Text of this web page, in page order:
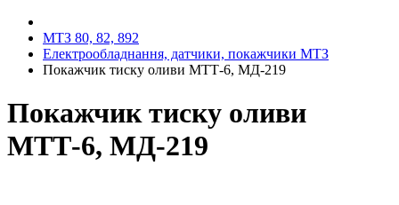
МТЗ 80, 82, 892
Електрообладнання, датчики, покажчики МТЗ
Покажчик тиску оливи МТТ-6, МД-219
Покажчик тиску оливи
МТТ-6, МД-219